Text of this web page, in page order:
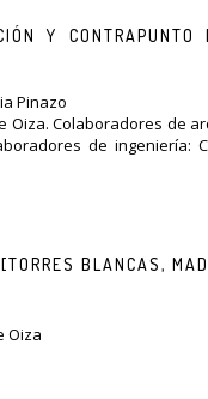
Y
Pinazo
Oiza. Colaboradores de
de ingeniería:
BLANCAS,
Oiza